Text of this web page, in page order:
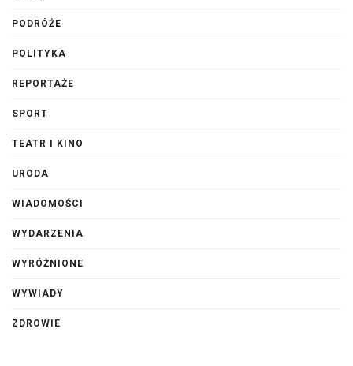
PODRÓŻE
POLITYKA
REPORTAŻE
SPORT
TEATR I KINO
URODA
WIADOMOŚCI
WYDARZENIA
WYRÓŻNIONE
WYWIADY
ZDROWIE